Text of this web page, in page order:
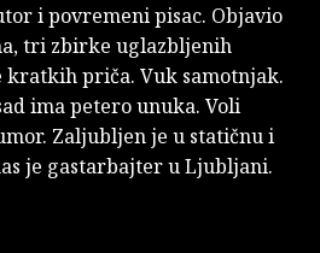
i povremeni pisac. Objavio
tri zbirke uglazbljenih
priča. Vuk samotnjak.
ima petero unuka. Voli
Zaljubljen je u statičnu i
je gastarbajter u Ljubljani.